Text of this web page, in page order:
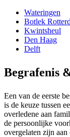
Wateringen
Botlek
Kwintsheul
Den Haag
Delft
Begrafenis
Een van de eerste
is de keuze tussen
overledene aan
de persoonlijke
overgelaten zijn